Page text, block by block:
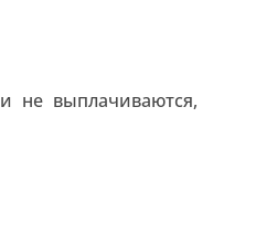
не выплачиваются,